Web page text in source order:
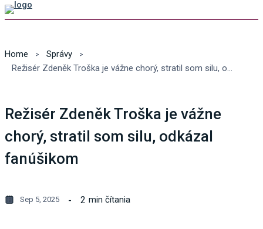
Home
Správy
Režisér Zdeněk Troška je vážne chorý, stratil som silu, odkázal fanúšikom
Režisér Zdeněk Troška je vážne
chorý, stratil som silu, odkázal
fanúšikom
Sep 5, 2025 2 min čítania